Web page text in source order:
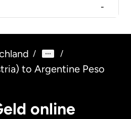
-
/ /
to Argentine Peso
online